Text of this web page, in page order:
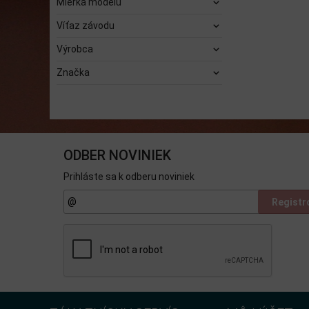
Víťaz závodu
Výrobca
Značka
ODBER NOVINIEK
Prihláste sa k odberu noviniek